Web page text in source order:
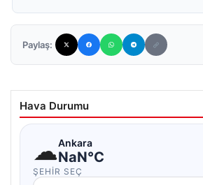
Paylaş:
Hava Durumu
☁Ankara
NaN°C
ŞEHIR SEÇ